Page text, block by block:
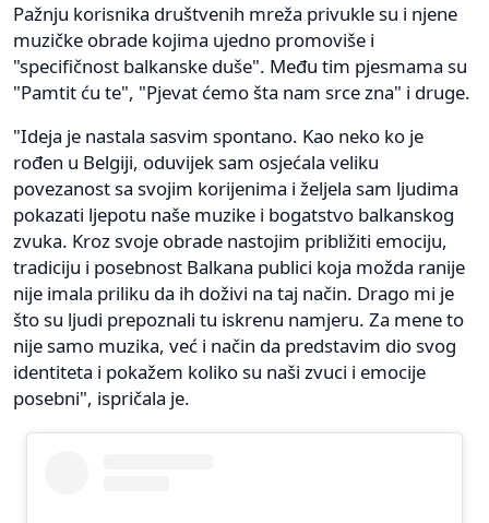
Pažnju korisnika društvenih mreža privukle su i njene
muzičke obrade kojima ujedno promoviše i
"specifičnost balkanske duše". Među tim pjesmama su
"Pamtit ću te", "Pjevat ćemo šta nam srce zna" i druge.
"Ideja je nastala sasvim spontano. Kao neko ko je
rođen u Belgiji, oduvijek sam osjećala veliku
povezanost sa svojim korijenima i željela sam ljudima
pokazati ljepotu naše muzike i bogatstvo balkanskog
zvuka. Kroz svoje obrade nastojim približiti emociju,
tradiciju i posebnost Balkana publici koja možda ranije
nije imala priliku da ih doživi na taj način. Drago mi je
što su ljudi prepoznali tu iskrenu namjeru. Za mene to
nije samo muzika, već i način da predstavim dio svog
identiteta i pokažem koliko su naši zvuci i emocije
posebni", ispričala je.